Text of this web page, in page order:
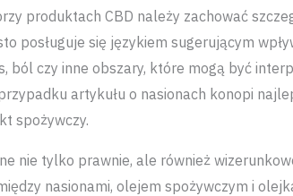
produktach CBD należy zachować
posługuje się językiem sugerującym
ból czy inne obszary, które mogą być
artykułu o nasionach konopi
spożywczy.
nie tylko prawnie, ale również
nasionami, olejem spożywczym i